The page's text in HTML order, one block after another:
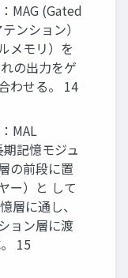
MAG (Gated
ンション）
メモリ）を
の出力をゲ
わせる。 14
MAL
記憶モジュ
の前段に置
ー）と して
層に通し、
ョン層に渡
15